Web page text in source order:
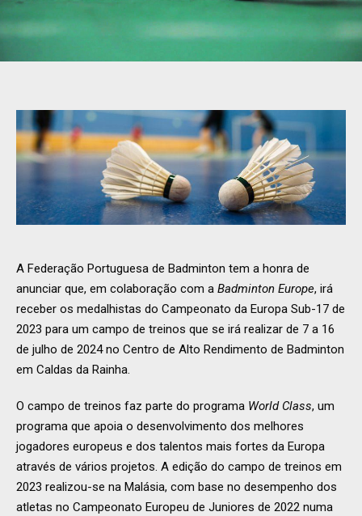
A Federação Portuguesa de Badminton tem a honra de
anunciar que, em colaboração com a Badminton Europe, irá
receber os medalhistas do Campeonato da Europa Sub-17 de
2023 para um campo de treinos que se irá realizar de 7 a 16
de julho de 2024 no Centro de Alto Rendimento de Badminton
em Caldas da Rainha.
O campo de treinos faz parte do programa World Class, um
programa que apoia o desenvolvimento dos melhores
jogadores europeus e dos talentos mais fortes da Europa
através de vários projetos. A edição do campo de treinos em
2023 realizou-se na Malásia, com base no desempenho dos
atletas no Campeonato Europeu de Juniores de 2022 numa